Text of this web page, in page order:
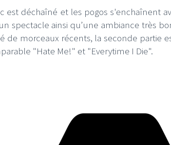
est déchaîné et les pogos s'enchaînent
spectacle ainsi qu’une ambiance très
de morceaux récents, la seconde partie
"Hate Me!" et "Everytime I Die".